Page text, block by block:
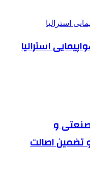
استرالیا
صنعتی و
تضمین اصالت